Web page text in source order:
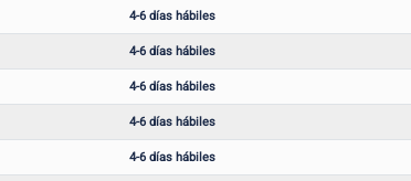
4-6 días hábiles
4-6 días hábiles
4-6 días hábiles
4-6 días hábiles
4-6 días hábiles